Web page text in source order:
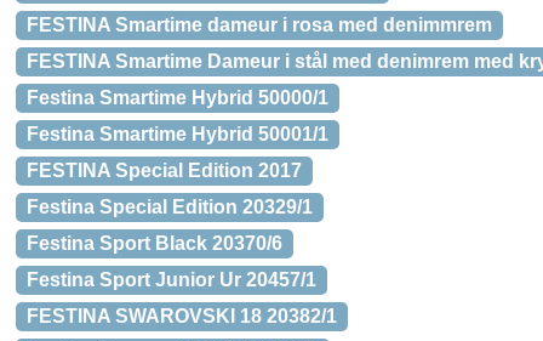
FESTINA Smartime dameur i rosa med denimmrem
FESTINA Smartime Dameur i stål med denimrem med
Festina Smartime Hybrid 50000/1
Festina Smartime Hybrid 50001/1
FESTINA Special Edition 2017
Festina Special Edition 20329/1
Festina Sport Black 20370/6
Festina Sport Junior Ur 20457/1
FESTINA SWAROVSKI 18 20382/1